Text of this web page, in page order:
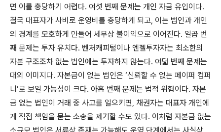
면 이를 충당하기 어렵다. 여섯 번째 문제는 개인 자금 유입이다.
결국 대표자가 사비로 운영비를 충당하게 되고, 이는 법인과 개인
의 경계를 모호하게 만들어 세무상 불이익으로 이어진다. 일곱 번
째 문제는 투자 유치다. 벤처캐피털이나 엔젤투자자는 최소한의
자본 구조조차 없는 법인에는 투자하지 않는다. 여덟 번째 문제는
대외 이미지다. 자본금이 없는 법인은 ‘신뢰할 수 없는 페이퍼 컴퍼
니’로 보일 가능성이 크다. 아홉 번째 문제는 법적 위험이다. 자본
금 없는 법인이 거래 중 사고를 일으키면, 채권자는 대표자 개인에
게 직접 책임을 묻는 소송을 제기할 수도 있다. 이처럼 자본금 없는